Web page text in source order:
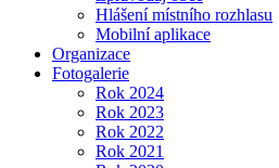
Hlášení místního rozhlasu
Mobilní aplikace
Organizace
Fotogalerie
Rok 2024
Rok 2023
Rok 2022
Rok 2021